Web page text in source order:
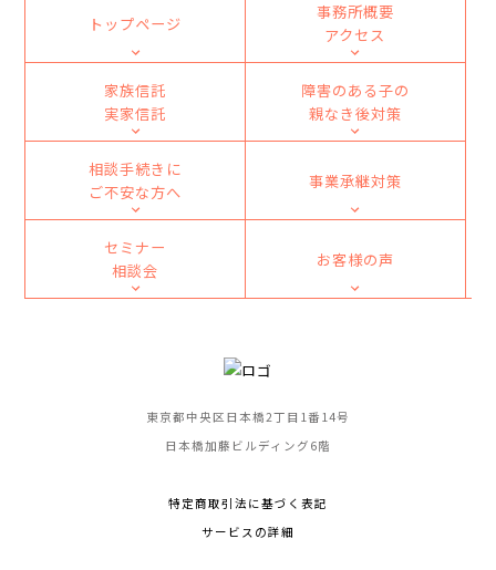
トップページ
事務所概要
アクセス
家族信託
実家信託
障害のある子の
親なき後対策
相談手続きに
ご不安な方へ
事業承継対策
セミナー
相談会
お客様の声
東京都中央区日本橋2丁目1番14号
日本橋加藤ビルディング6階
特定商取引法に基づく表記
サービスの詳細